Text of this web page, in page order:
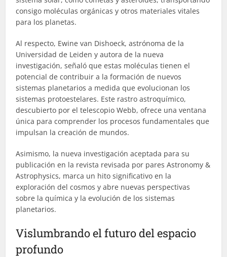
consigo moléculas orgánicas y otros materiales vitales
para los planetas.
Al respecto, Ewine van Dishoeck, astrónoma de la
Universidad de Leiden y autora de la nueva
investigación, señaló que estas moléculas tienen el
potencial de contribuir a la formación de nuevos
sistemas planetarios a medida que evolucionan los
sistemas protoestelares. Este rastro astroquímico,
descubierto por el telescopio Webb, ofrece una ventana
única para comprender los procesos fundamentales que
impulsan la creación de mundos.
Asimismo, la nueva investigación aceptada para su
publicación en la revista revisada por pares Astronomy &
Astrophysics, marca un hito significativo en la
exploración del cosmos y abre nuevas perspectivas
sobre la química y la evolución de los sistemas
planetarios.
Vislumbrando el futuro del espacio
profundo